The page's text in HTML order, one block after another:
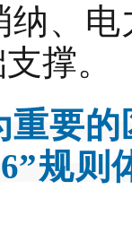
、
撑。
重要
规